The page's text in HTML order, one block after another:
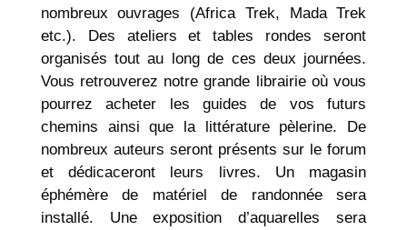
nombreux ouvrages (Africa Trek, Mada Trek
etc.). Des ateliers et tables rondes seront
organisés tout au long de ces deux journées.
Vous retrouverez notre grande librairie où vous
pourrez acheter les guides de vos futurs
chemins ainsi que la littérature pèlerine. De
nombreux auteurs seront présents sur le forum
et dédicaceront leurs livres. Un magasin
éphémère de matériel de randonnée sera
installé. Une exposition d’aquarelles sera